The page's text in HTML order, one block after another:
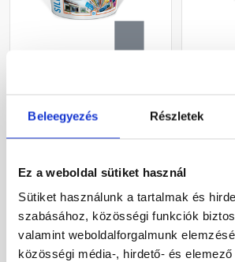
Beleegyezés Részletek
Ez a weboldal sütiket használ
Sütiket használunk a tartalmak és
szabásához, közösségi funkciók
valamint weboldalforgalmunk
közösségi média-, hirdető- és
dörzsölt 2 mm 4767 blue
Rendelésre
1 925 Ft / kg
Megnézem
Cemix
mm
504 Ft /